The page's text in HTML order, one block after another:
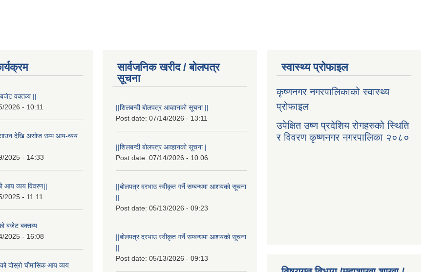
वक्तव्य ||
2026 - 10:11
देखि असोज सम्म आय-व्यय
2025 - 14:33
आय व्यय विवरण||
2025 - 11:11
बजेट बक्तब्य
2025 - 16:08
दोस्रो चौमासिक आय व्यय
सार्वजनिक खरीद / बोलपत्र
सूचना
||शिलबन्दी बोलपत्र आव्हानको सूचना ||
Post date: 07/14/2026 - 13:11
||शिलबन्दी बोलपत्र आव्हानको सूचना |
Post date: 07/14/2026 - 10:06
||बोलपत्र दरभाउ स्वीकृत गर्ने सम्बन्धमा आशयको सूचना
||
Post date: 05/13/2026 - 09:23
||बोलपत्र दरभाउ स्वीकृत गर्ने सम्बन्धमा आशयको सूचना
||
Post date: 05/13/2026 - 09:13
स्वास्थ्य प्रोफाइल
कृष्णनगर नगरपालिकाको स्वास्थ्य
प्रोफाइल
उपेक्षित उष्ण प्रदेशिय रोगहरुको स्थिति
र विवरण कृष्णनगर नगरपालिका २०८०